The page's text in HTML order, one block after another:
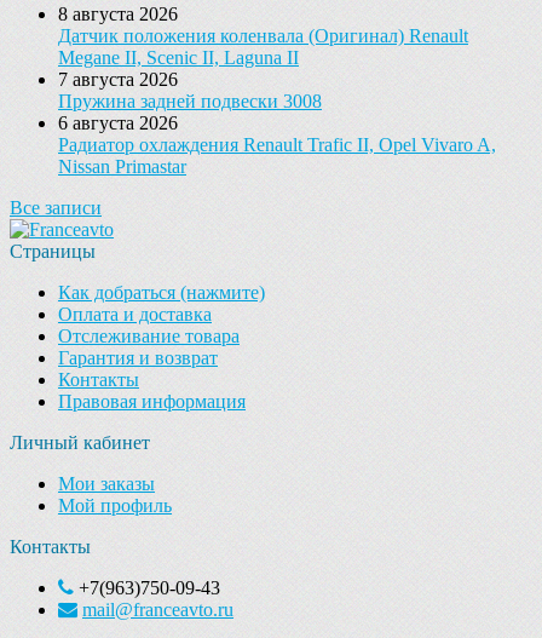
8 августа 2026
Датчик положения коленвала (Оригинал) Renault
Megane II, Scenic II, Laguna II
7 августа 2026
Пружина задней подвески 3008
6 августа 2026
Радиатор охлаждения Renault Trafic II, Opel Vivaro A,
Nissan Primastar
Все записи
Страницы
Как добраться (нажмите)
Оплата и доставка
Отслеживание товара
Гарантия и возврат
Контакты
Правовая информация
Личный кабинет
Мои заказы
Мой профиль
Контакты
+7(963)750-09-43
mail@franceavto.ru